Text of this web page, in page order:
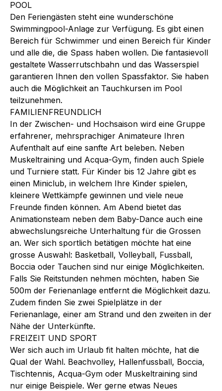
POOL
Den Feriengästen steht eine wunderschöne
Swimmingpool-Anlage zur Verfügung. Es gibt einen
Bereich für Schwimmer und einen Bereich für Kinder
und alle die, die Spass haben wollen. Die fantasievoll
gestaltete Wasserrutschbahn und das Wasserspiel
garantieren Ihnen den vollen Spassfaktor. Sie haben
auch die Möglichkeit an Tauchkursen im Pool
teilzunehmen.
FAMILIENFREUNDLICH
In der Zwischen- und Hochsaison wird eine Gruppe
erfahrener, mehrsprachiger Animateure Ihren
Aufenthalt auf eine sanfte Art beleben. Neben
Muskeltraining und Acqua-Gym, finden auch Spiele
und Turniere statt. Für Kinder bis 12 Jahre gibt es
einen Miniclub, in welchem Ihre Kinder spielen,
kleinere Wettkämpfe gewinnen und viele neue
Freunde finden können. Am Abend bietet das
Animationsteam neben dem Baby-Dance auch eine
abwechslungsreiche Unterhaltung für die Grossen
an. Wer sich sportlich betätigen möchte hat eine
grosse Auswahl: Basketball, Volleyball, Fussball,
Boccia oder Tauchen sind nur einige Möglichkeiten.
Falls Sie Reitstunden nehmen möchten, haben Sie
500m der Ferienanlage entfernt die Möglichkeit dazu.
Zudem finden Sie zwei Spielplätze in der
Ferienanlage, einer am Strand und den zweiten in der
Nähe der Unterkünfte.
FREIZEIT UND SPORT
Wer sich auch im Urlaub fit halten möchte, hat die
Qual der Wahl. Beachvolley, Hallenfussball, Boccia,
Tischtennis, Acqua-Gym oder Muskeltraining sind
nur einige Beispiele. Wer gerne etwas Neues